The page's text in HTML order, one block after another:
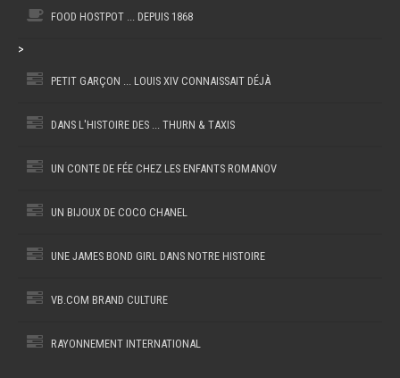
FOOD HOSTPOT ... DEPUIS 1868
>
PETIT GARÇON ... LOUIS XIV CONNAISSAIT DÉJÀ
DANS L'HISTOIRE DES ... THURN & TAXIS
UN CONTE DE FÉE CHEZ LES ENFANTS ROMANOV
UN BIJOUX DE COCO CHANEL
UNE JAMES BOND GIRL DANS NOTRE HISTOIRE
VB.COM BRAND CULTURE
RAYONNEMENT INTERNATIONAL